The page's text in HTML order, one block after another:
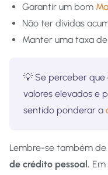
Garantir um bom
Não ter dívidas
Manter uma taxa
💡 Se perceber
valores elevados e
sentido ponderar a
Lembre-se também
de crédito pessoal.